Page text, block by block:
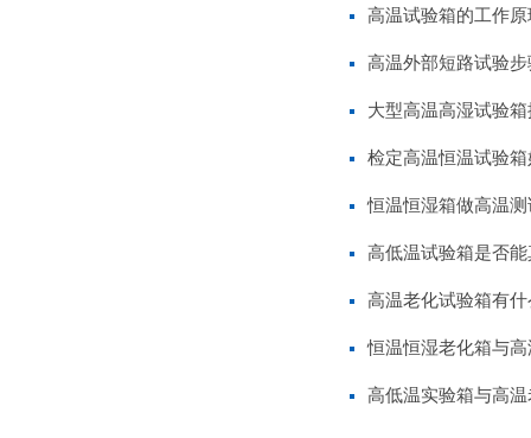
高温试验箱的工作原
高温外部短路试验
大型高温高湿试验
检定高温恒温试验
恒温恒湿箱做高温
高低温试验箱是否
高温老化试验箱有
恒温恒湿老化箱与
高低温实验箱与高